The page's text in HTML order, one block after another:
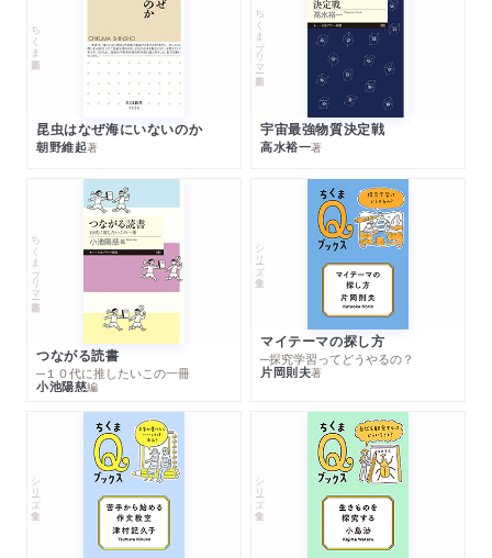
ちくま新書
昆虫はなぜ海にいないのか
朝野維起著
ちくまプリマー新書
宇宙最強物質決定戦
高水裕一著
ちくまプリマー新書
つながる読書
─１０代に推したいこの一冊
小池陽慈編
シリーズ・全集
マイテーマの探し方
─探究学習ってどうやるの？
片岡則夫著
シリーズ・全集 シリーズ・全集